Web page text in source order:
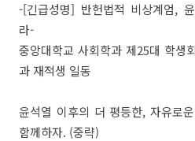
-[긴급성명] 반헌법적 비상계엄,
라-
중앙대학교 사회학과 제25대 학생
과 재적생 일동
윤석열 이후의 더 평등한, 자유로
함께하자. (중략)